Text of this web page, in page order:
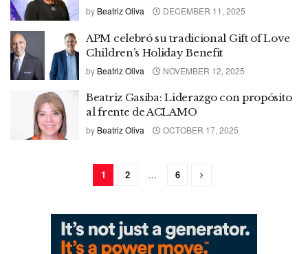
by Beatriz Oliva DECEMBER 11, 2025
APM celebró su tradicional Gift of Love
Children’s Holiday Benefit
by Beatriz Oliva NOVEMBER 12, 2025
Beatriz Gasiba: Liderazgo con propósito
al frente de ACLAMO
by Beatriz Oliva OCTOBER 17, 2025
1 2 … 6